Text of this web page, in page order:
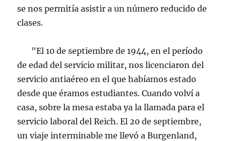
se nos permitía asistir a un número reducido de
clases.
"El 10 de septiembre de 1944, en el período
de edad del servicio militar, nos licenciaron del
servicio antiaéreo en el que habíamos estado
desde que éramos estudiantes. Cuando volví a
casa, sobre la mesa estaba ya la llamada para el
servicio laboral del Reich. El 20 de septiembre,
un viaje interminable me llevó a Burgenland,